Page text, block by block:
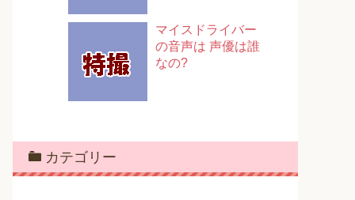
マイスドライバー
の音声は 声優は誰
なの?
カテゴリー